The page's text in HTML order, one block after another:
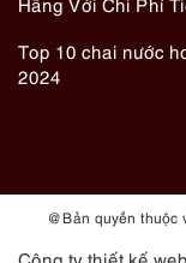
Top 10 chai nước
2024
@ Bản quyền